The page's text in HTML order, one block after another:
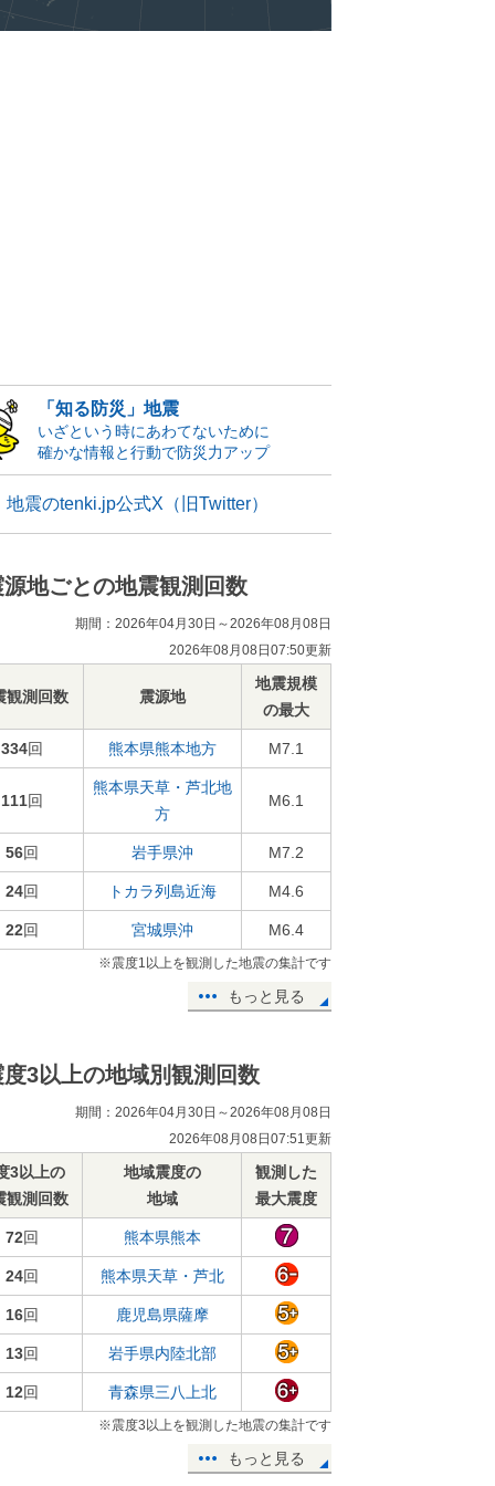
「知る防災」地震
いざという時にあわてないために
確かな情報と行動で防災力アップ
地震のtenki.jp公式X（旧Twitter）
源地ごとの地震観測回数
期間：2026年04月30日～2026年08月08日
2026年08月08日07:50更新
観測回数 震源地
地震規模
の最大
334回 熊本県熊本地方 M7.1
111回
熊本県天草・芦北地
方
M6.1
56回 岩手県沖 M7.2
24回 トカラ列島近海 M4.6
22回 宮城県沖 M6.4
※震度1以上を観測した地震の集計です
もっと見る
度3以上の地域別観測回数
期間：2026年04月30日～2026年08月08日
2026年08月08日07:51更新
3以上の
観測回数
地域震度の
地域
観測した
最大震度
72回 熊本県熊本
24回 熊本県天草・芦北
16回 鹿児島県薩摩
13回 岩手県内陸北部
12回 青森県三八上北
※震度3以上を観測した地震の集計です
もっと見る